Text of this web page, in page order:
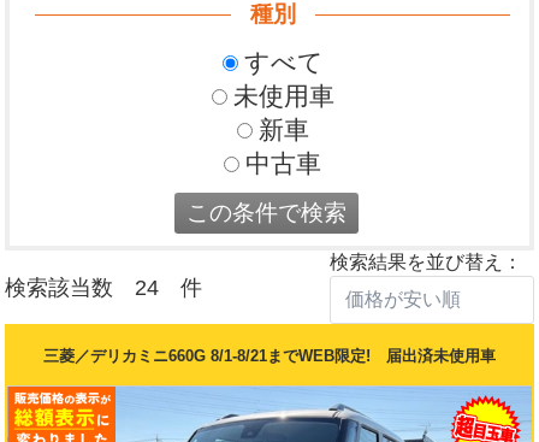
種別
すべて
未使用車
新車
中古車
検索該当数 24 件
検索結果を並び替え：
三菱／デリカミニ660G 8/1-8/21までWEB限定! 届出済未使用車